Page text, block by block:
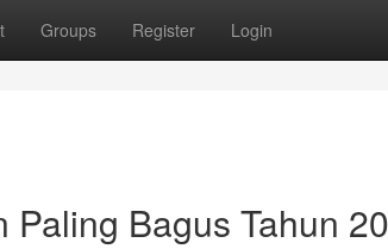
Groups Register Login
Paling Bagus Tahun